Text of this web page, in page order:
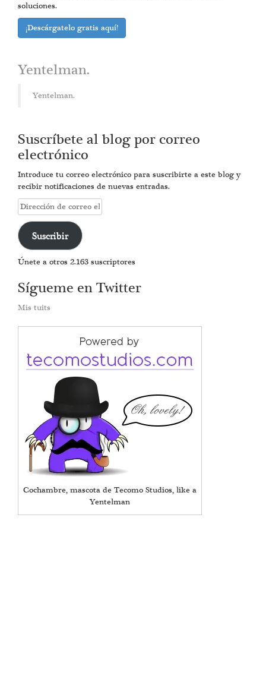
soluciones.
¡Descárgatelo gratis aquí!
Yentelman.
Yentelman.
Suscríbete al blog por correo
electrónico
Introduce tu correo electrónico para suscribirte a este blog y
recibir notificaciones de nuevas entradas.
Dirección
de
correo
electrónico
Suscribir
Únete a otros 2.163 suscriptores
Sígueme en Twitter
Mis tuits
Cochambre, mascota de Tecomo Studios, like a
Yentelman